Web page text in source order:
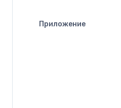
Приложение